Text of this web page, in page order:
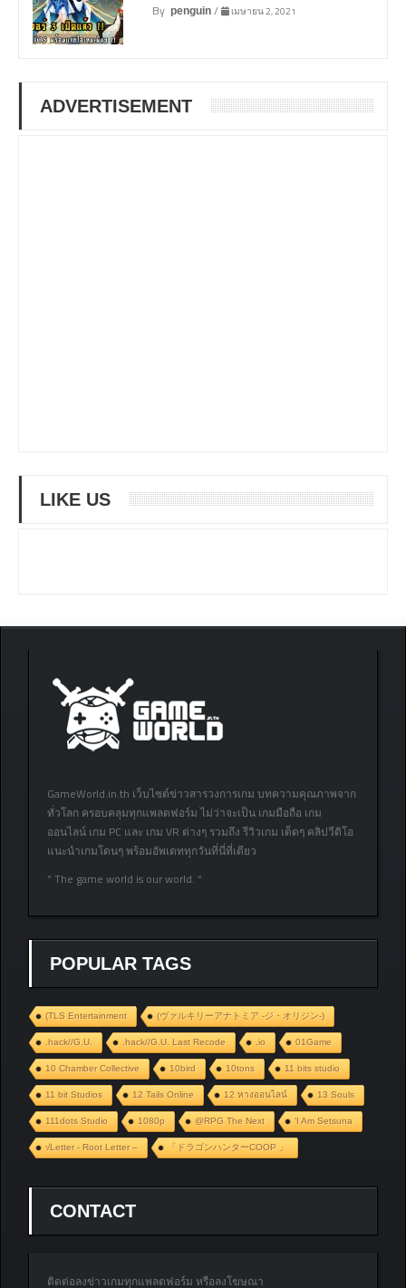
By penguin/ เมษายน 2, 2021
ADVERTISEMENT
LIKE US
GameWorld.in.th เว็บไซต์ข่าวสารวงการเกม บทความคุณภาพจาก
ทั่วโลก ครอบคลุมทุกแพลตฟอร์ม ไม่ว่าจะเป็น เกมมือถือ เกม
ออนไลน์ เกม PC และ เกม VR ต่างๆ รวมถึง รีวิวเกม เด็ดๆ คลิปวีดิโอ
แนะนำเกมโดนๆ พร้อมอัพเดททุกวันที่นี่ที่เดียว
” The game world is our world. “
POPULAR TAGS
(TLS Entertainment (ヴァルキリーアナトミア ‐ジ・オリジン‐)
.hack//G.U. .hack//G.U. Last Recode .io 01Game
10 Chamber Collective 10bird 10tons 11 bits studio
11 bit Studios 12 Tails Online 12 หางออนไลน์ 13 Souls
111dots Studio 1080p @RPG The Next ‘I Am Setsuna
√Letter - Root Letter – 「ドラゴンハンターCOOP 」
CONTACT
ติดต่อลงข่าวเกมทุกแพลตฟอร์ม หรือลงโฆษณา